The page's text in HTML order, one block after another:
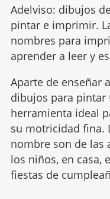
Adelviso: dibujos
pintar e imprimir.
nombres para
aprender a leer y
Aparte de enseñar
dibujos para pintar
herramienta ideal
su motricidad fina.
nombre son de las
los niños, en casa,
fiestas de